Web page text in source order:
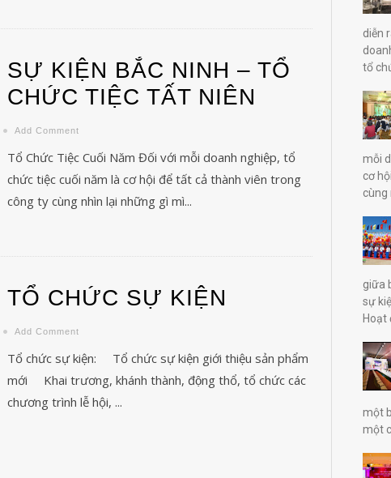
tiệc tất niên
năm là cơ hội để tất cả thành viên trong công ty cùng nhìn lại những gì mình
SỰ KIỆN BẮC NINH – TỔ
CHỨC TIỆC TẤT NIÊN
Add Comment
Tổ Chức Tiệc Cuối Năm Đối với mỗi doanh nghiệp, tổ
chức tiệc cuối năm là cơ hội để tất cả thành viên trong
công ty cùng nhìn lại những gì mì...
TỔ CHỨC SỰ KIỆN
Add Comment
Tổ chức sự kiện: Tổ chức sự kiện giới thiệu sản phẩm
mới Khai trương, khánh thành, động thổ, tổ chức các
chương trình lễ hội, ...
diễn
tổ
mỗi
cơ
cùng
giữa
sự
Hoạt
một
một